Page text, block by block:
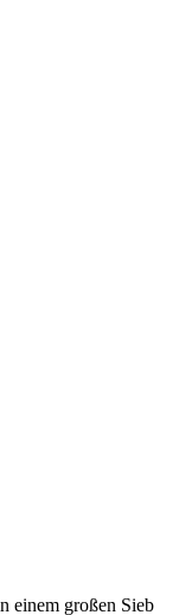
einem großen Sieb